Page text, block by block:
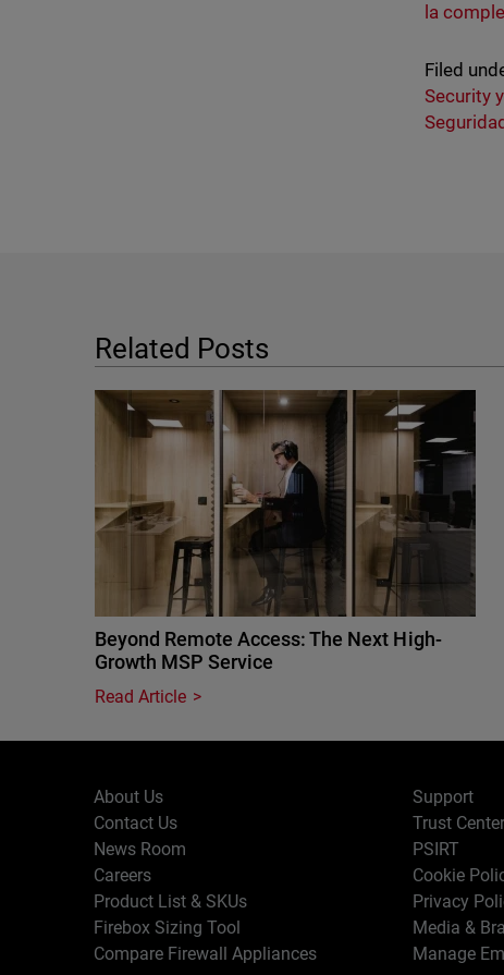
la
Filed
Security
Related Posts
Beyond Remote Access: The Next High-
Growth MSP Service
Read Article
About Us
Contact Us
News Room
Careers
Product List & SKUs
Firebox Sizing Tool
Compare Firewall Appliances
Support
Trust Center
PSIRT
Cookie
Privacy
Media &
Manage